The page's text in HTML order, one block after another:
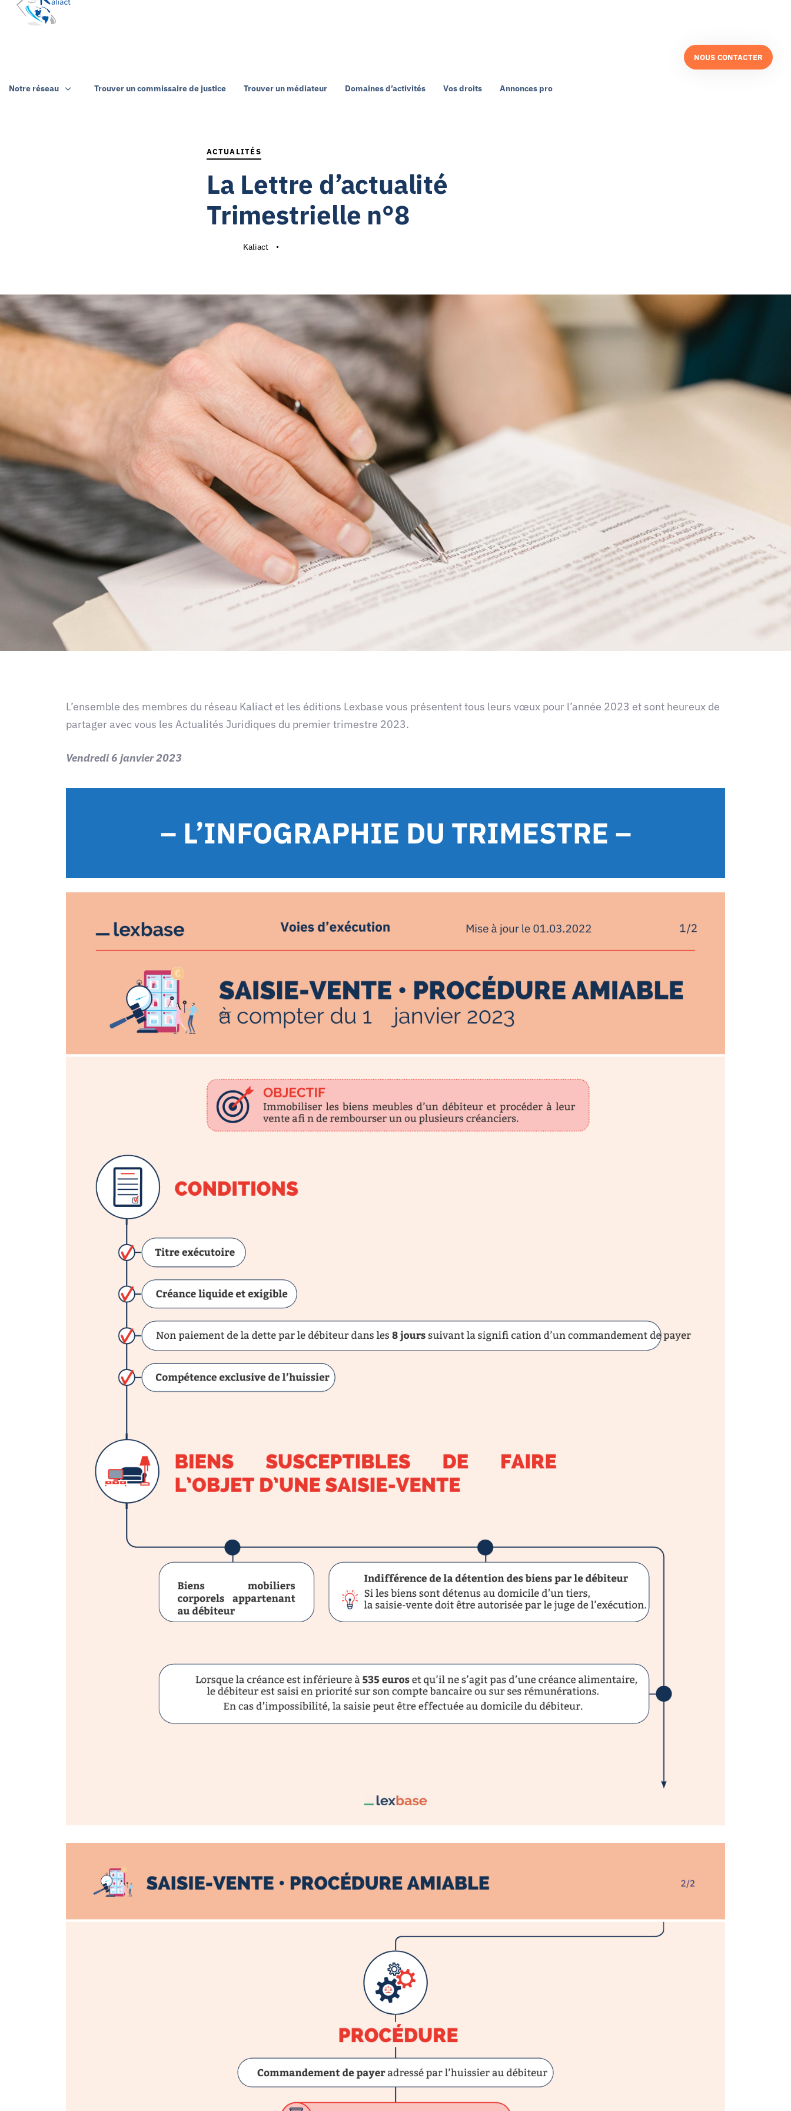
Notre réseau Trouver un commissaire de justice Trouver un médiateur Domaines d’activités Vos droits Annonces pro
NOUS CONTACTER
ACTUALITÉS
La Lettre d’actualité
Trimestrielle n°8
Kaliact
L’ensemble des membres du réseau Kaliact et les éditions Lexbase vous présentent tous leurs vœux pour l’année 2023 et sont heureux de
partager avec vous les Actualités Juridiques du premier trimestre 2023.
Vendredi 6 janvier 2023
– L’INFOGRAPHIE DU TRIMESTRE –